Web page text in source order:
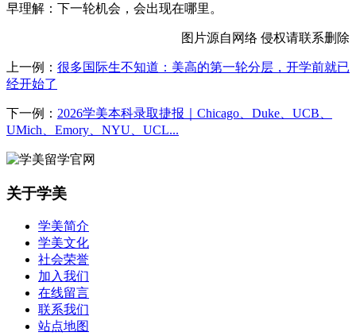
早理解：下一轮机会，会出现在哪里。
图片源自网络 侵权请联系删除
上一例： 很多国际生不知道：美高的第一轮分层，开学前就已
经开始了
下一例： 2026学美本科录取捷报｜Chicago、Duke、UCB、
UMich、Emory、NYU、UCL...
关于学美
学美简介
学美文化
社会荣誉
加入我们
在线留言
联系我们
站点地图